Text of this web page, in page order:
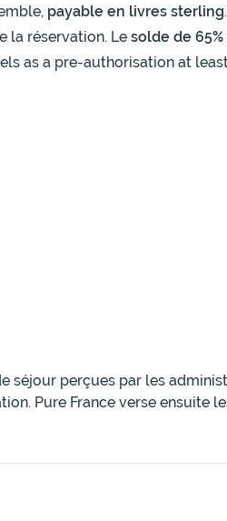
payable en livres sterling.
la réservation. Le solde de 65%
as a pre-authorisation at
séjour perçues par les
Pure France verse